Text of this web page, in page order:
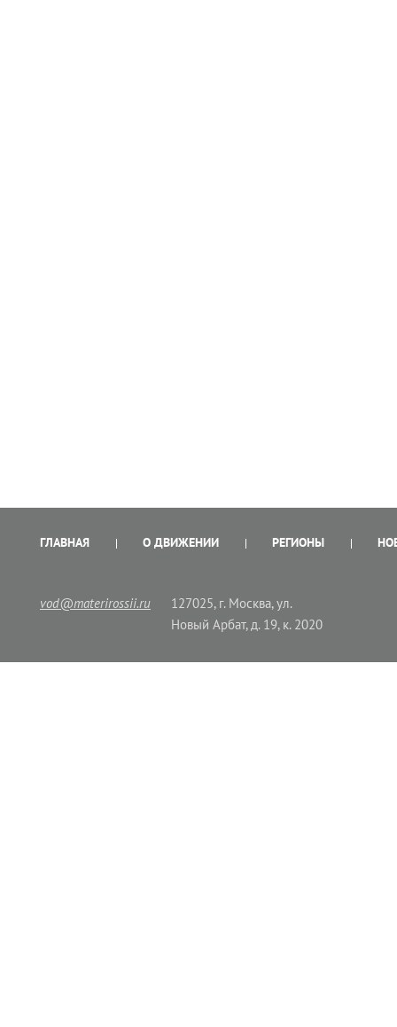
ГЛАВНАЯ О ДВИЖЕНИИ РЕГИОНЫ
vod@materirossii.ru
127025, г. Москва, ул.
Новый Арбат, д. 19, к. 2020